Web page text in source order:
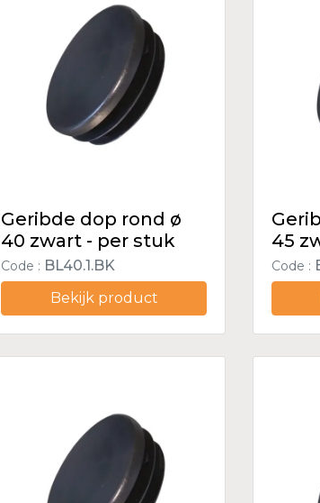
Geribde dop rond ø
40 zwart - per stuk
Code : BL40.1.BK
Bekijk product
45
Code :